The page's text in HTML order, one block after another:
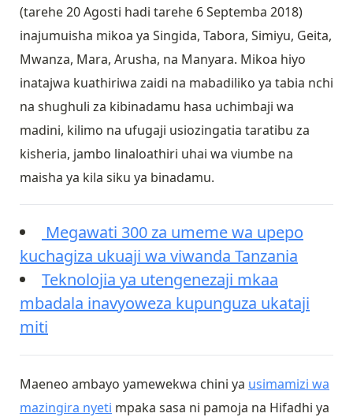
(tarehe 20 Agosti hadi tarehe 6 Septemba 2018)
inajumuisha mikoa ya Singida, Tabora, Simiyu, Geita,
Mwanza, Mara, Arusha, na Manyara. Mikoa hiyo
inatajwa kuathiriwa zaidi na mabadiliko ya tabia nchi
na shughuli za kibinadamu hasa uchimbaji wa
madini, kilimo na ufugaji usiozingatia taratibu za
kisheria, jambo linaloathiri uhai wa viumbe na
maisha ya kila siku ya binadamu.
Megawati 300 za umeme wa upepo
kuchagiza ukuaji wa viwanda Tanzania
Teknolojia ya utengenezaji mkaa
mbadala inavyoweza kupunguza ukataji
miti
Maeneo ambayo yamewekwa chini ya usimamizi wa
mazingira nyeti mpaka sasa ni pamoja na Hifadhi ya